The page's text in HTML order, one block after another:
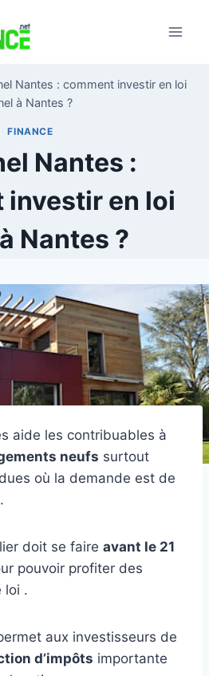
Nantes : comment investir en loi
à Nantes ?
FINANCE
Nantes :
investir en loi
Nantes ?
aide les contribuables à
neufs surtout
où la demande est de
doit se faire avant le 21
pouvoir profiter des
loi .
aux investisseurs de
d’impôts importante